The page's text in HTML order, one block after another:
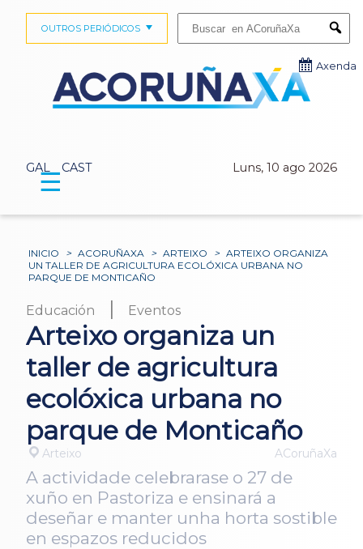
GAL CAST Luns, 10 ago 2026
OUTROS PERIÓDICOS
Axenda
☰
INICIO > ACORUÑAXA > ARTEIXO > ARTEIXO ORGANIZA
UN TALLER DE AGRICULTURA ECOLÓXICA URBANA NO
PARQUE DE MONTICAÑO
Educación | Eventos
Arteixo organiza un
taller de agricultura
ecolóxica urbana no
parque de Monticaño
Arteixo ACoruñaXa
A actividade celebrarase o 27 de
xuño en Pastoriza e ensinará a
deseñar e manter unha horta sostible
en espazos reducidos